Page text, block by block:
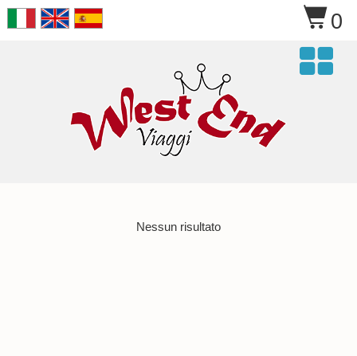
$0

Nessun risultato